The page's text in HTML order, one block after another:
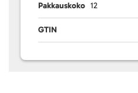
Pakkauskoko 12
GTIN